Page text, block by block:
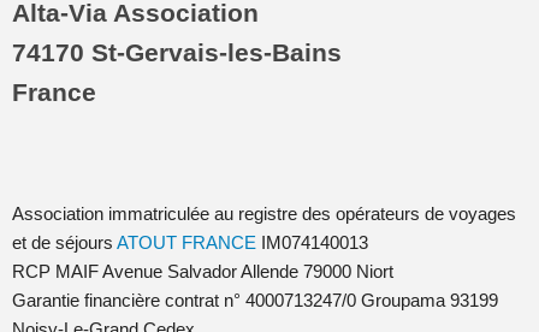
Alta-Via Association
74170 St-Gervais-les-Bains
France
Association immatriculée au registre des opérateurs de voyages
et de séjours ATOUT FRANCE IM074140013
RCP MAIF Avenue Salvador Allende 79000 Niort
Garantie financière contrat n° 4000713247/0 Groupama 93199